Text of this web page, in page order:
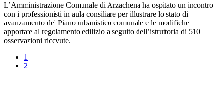
L’Amministrazione Comunale di Arzachena ha ospitato un incontro
con i professionisti in aula consiliare per illustrare lo stato di
avanzamento del Piano urbanistico comunale e le modifiche
apportate al regolamento edilizio a seguito dell’istruttoria di 510
osservazioni ricevute.
1
2